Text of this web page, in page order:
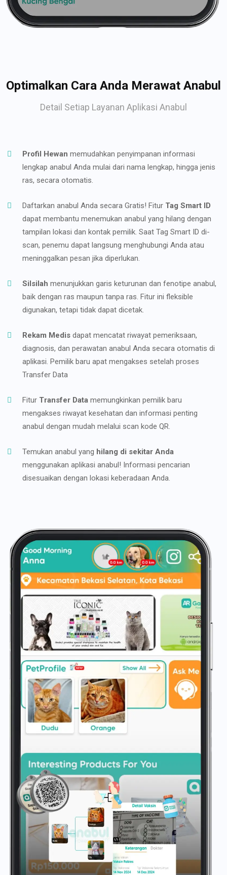
Optimalkan Cara Anda Merawat Anabul
Detail Setiap Layanan Aplikasi Anabul
Profil Hewan memudahkan penyimpanan informasi
lengkap anabul Anda mulai dari nama lengkap, hingga jenis
ras, secara otomatis.
Daftarkan anabul Anda secara Gratis! Fitur Tag Smart ID
dapat membantu menemukan anabul yang hilang dengan
tampilan lokasi dan kontak pemilik. Saat Tag Smart ID di-
scan, penemu dapat langsung menghubungi Anda atau
meninggalkan pesan jika diperlukan.
Silsilah menunjukkan garis keturunan dan fenotipe anabul,
baik dengan ras maupun tanpa ras. Fitur ini fleksible
digunakan, tetapi tidak dapat dicetak.
Rekam Medis dapat mencatat riwayat pemeriksaan,
diagnosis, dan perawatan anabul Anda secara otomatis di
aplikasi. Pemilik baru apat mengakses setelah proses
Transfer Data
Fitur Transfer Data memungkinkan pemilik baru
mengakses riwayat kesehatan dan informasi penting
anabul dengan mudah melalui scan kode QR.
Temukan anabul yang hilang di sekitar Anda
menggunakan aplikasi anabul! Informasi pencarian
disesuaikan dengan lokasi keberadaan Anda.